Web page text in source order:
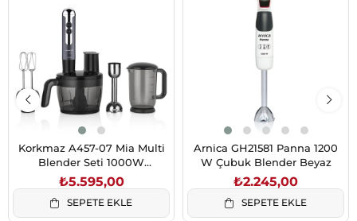
Korkmaz A457-07 Mia Multi
Blender Seti 1000W
Cosmica/Krom
₺5.595,00
SEPETE EKLE
Arnica GH21581 Panna 1200
W Çubuk Blender Beyaz
₺2.245,00
SEPETE EKLE